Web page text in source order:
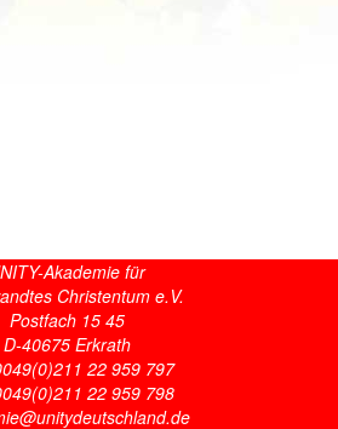
Akademie für
Christentum e.V.
Postfach 15 45
D-40675 Erkrath
22 959 797
22 959 798